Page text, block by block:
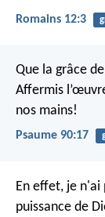
Romains 12:3
Que la grâce
Affermis
nos mains!
Psaume 90:17
En effet, je n'ai
puissance de